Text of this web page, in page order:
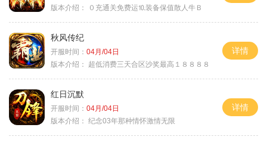
版本介绍：
０充通关免费运⒑装备保值散人牛Ｂ
秋风传纪
开服时间： 04月/04日
版本介绍：
超低消费三天合区沙奖最高１８８８８
详情
红日沉默
开服时间： 04月/04日
版本介绍： 纪念03年那种情怀激情无限
详情